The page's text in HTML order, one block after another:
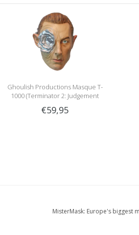
Ghoulish Productions Masque T-
1000 (Terminator 2: Judgement
€59,95
MisterMask: Europe's biggest